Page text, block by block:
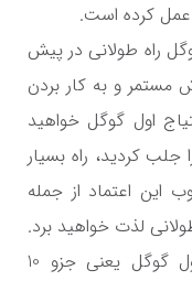
کرده است.
راه طولانی در پیش
مستمر و به کار بردن
اول گوگل خواهید
جلب کردید، راه بسیار
این اعتماد از جمله
لذت خواهید برد.
وب‌سایت‌هایی که در صفحه اول گوگل یعنی جزو 10